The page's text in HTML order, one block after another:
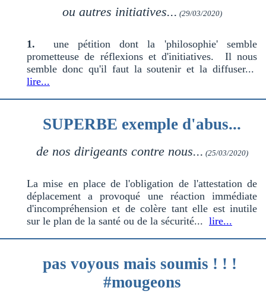
ou autres initiatives... (29/03/2020)
1. une pétition dont la 'philosophie' semble
prometteuse de réflexions et d'initiatives. Il nous
semble donc qu'il faut la soutenir et la diffuser...
lire...
SUPERBE exemple d'abus...
de nos dirigeants contre nous... (25/03/2020)
La mise en place de l'obligation de l'attestation de
déplacement a provoqué une réaction immédiate
d'incompréhension et de colère tant elle est inutile
sur le plan de la santé ou de la sécurité... lire...
pas voyous mais soumis ! ! !
#mougeons